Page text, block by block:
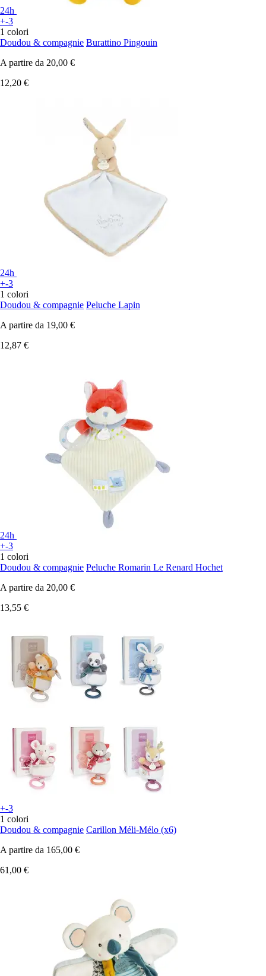
24h
+-3
1 colori
Doudou & compagnie Burattino Pingouin
A partire da 20,00 €
12,20 €
24h
+-3
1 colori
Doudou & compagnie Peluche Lapin
A partire da 19,00 €
12,87 €
24h
+-3
1 colori
Doudou & compagnie Peluche Romarin Le Renard Hochet
A partire da 20,00 €
13,55 €
+-3
1 colori
Doudou & compagnie Carillon Méli-Mélo (x6)
A partire da 165,00 €
61,00 €